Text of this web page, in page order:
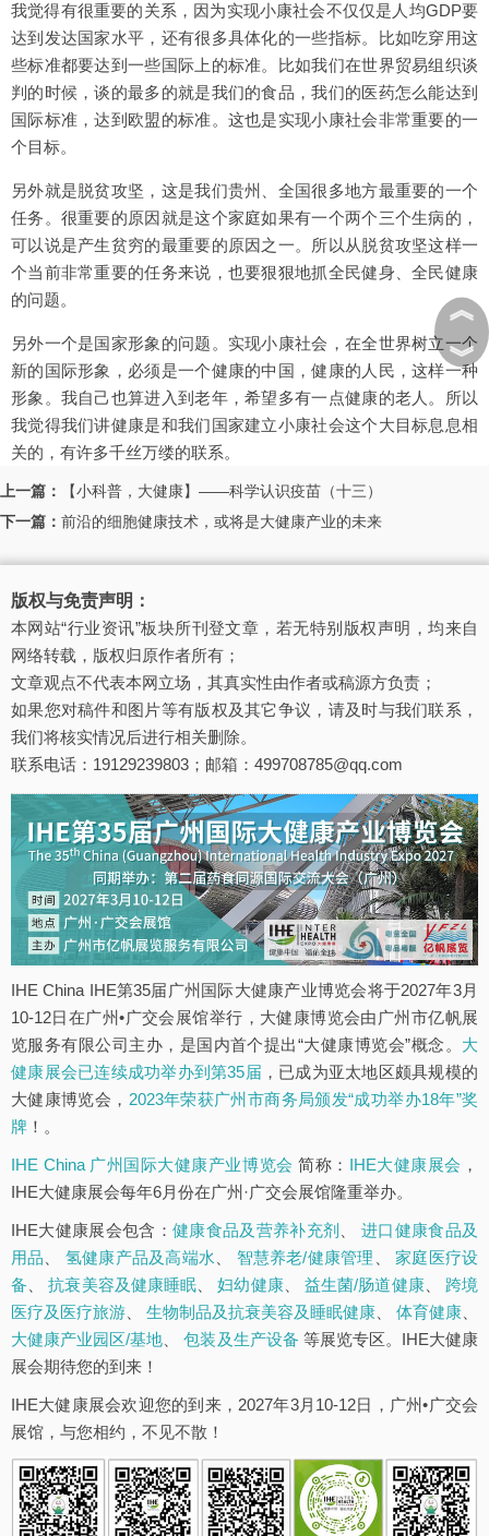
我觉得有很重要的关系，因为实现小康社会不仅仅是人均GDP要
达到发达国家水平，还有很多具体化的一些指标。比如吃穿用这
些标准都要达到一些国际上的标准。比如我们在世界贸易组织谈
判的时候，谈的最多的就是我们的食品，我们的医药怎么能达到
国际标准，达到欧盟的标准。这也是实现小康社会非常重要的一
个目标。
另外就是脱贫攻坚，这是我们贵州、全国很多地方最重要的一个
任务。很重要的原因就是这个家庭如果有一个两个三个生病的，
可以说是产生贫穷的最重要的原因之一。所以从脱贫攻坚这样一
个当前非常重要的任务来说，也要狠狠地抓全民健身、全民健康
的问题。
另外一个是国家形象的问题。实现小康社会，在全世界树立一个
新的国际形象，必须是一个健康的中国，健康的人民，这样一种
形象。我自己也算进入到老年，希望多有一点健康的老人。所以
我觉得我们讲健康是和我们国家建立小康社会这个大目标息息相
关的，有许多千丝万缕的联系。
上一篇：
【小科普，大健康】——科学认识疫苗（十三）
下一篇： 前沿的细胞健康技术，或将是大健康产业的未来
版权与免责声明：
本网站“行业资讯”板块所刊登文章，若无特别版权声明，均来自
网络转载，版权归原作者所有；
文章观点不代表本网立场，其真实性由作者或稿源方负责；
如果您对稿件和图片等有版权及其它争议，请及时与我们联系，
我们将核实情况后进行相关删除。
联系电话：19129239803；邮箱：499708785@qq.com
IHE China IHE第35届广州国际大健康产业博览会将于2027年3月
10-12日在广州•广交会展馆举行，大健康博览会由广州市亿帆展
览服务有限公司主办，是国内首个提出“大健康博览会”概念。 大
健康展会已连续成功举办到第35届 ，已成为亚太地区颇具规模的
大健康博览会， 2023年荣获广州市商务局颁发“成功举办18年”奖
牌 ！。
IHE China 广州国际大健康产业博览会 简称： IHE大健康展会 ，
IHE大健康展会每年6月份在广州·广交会展馆隆重举办。
IHE大健康展会包含： 健康食品及营养补充剂 、进口健康食品及
用品
氢健康产品及高端水 智慧养老/健康管理 、家庭医疗设
备 、抗衰美容及健康睡眠 、妇幼健康、 益生菌/肠道健康、 跨境
医疗及医疗旅游
生物制品及抗衰美容及睡眠健康 体育健康
大健康产业园区/基地 、包装及生产设备 等展览专区。IHE大健康
展会期待您的到来！
IHE大健康展会欢迎您的到来，2027年3月10-12日，广州•广交会
展馆，与您相约，不见不散！
︽
︾